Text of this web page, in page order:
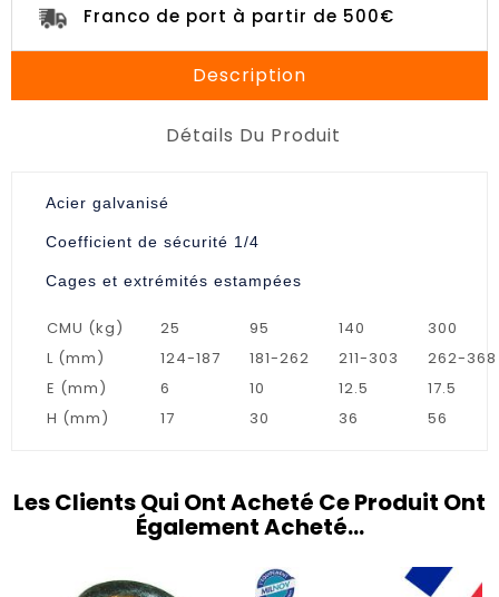
Franco de port à partir de 500€
Description
Détails Du Produit
Acier galvanisé
Coefficient de sécurité 1/4
Cages et extrémités estampées
CMU (kg) 25 95 140
300
L (mm)
124-187 181-262 211-303
262-368
E (mm)
6 10 12.5
17.5
H (mm)
17 30 36 56
Les Clients Qui Ont Acheté Ce Produit Ont
Également Acheté...